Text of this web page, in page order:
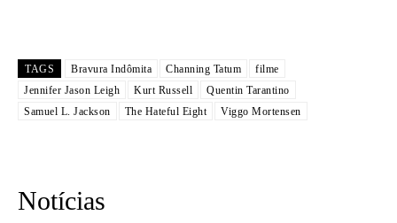
TAGS Bravura Indômita Channing Tatum
filme
Jennifer Jason Leigh
Kurt Russell
Quentin Tarantino
Samuel L. Jackson
The Hateful Eight Viggo Mortensen
Notícias